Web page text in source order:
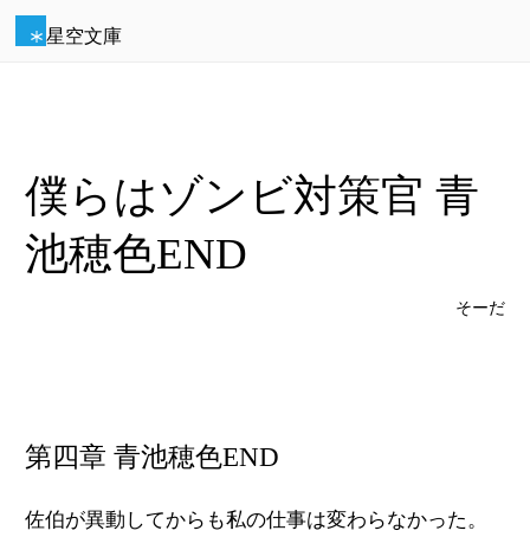
星空文庫
僕らはゾンビ対策官 青
池穂色END
そーだ
第四章 青池穂色END
佐伯が異動してからも私の仕事は変わらなかった。